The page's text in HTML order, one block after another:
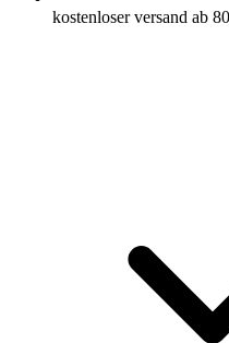
kostenloser versand ab